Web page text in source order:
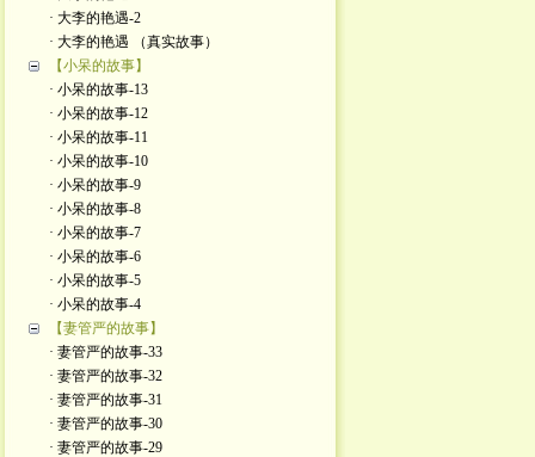
· 大李的艳遇-2
· 大李的艳遇 （真实故事）
【小呆的故事】
· 小呆的故事-13
· 小呆的故事-12
· 小呆的故事-11
· 小呆的故事-10
· 小呆的故事-9
· 小呆的故事-8
· 小呆的故事-7
· 小呆的故事-6
· 小呆的故事-5
· 小呆的故事-4
【妻管严的故事】
· 妻管严的故事-33
· 妻管严的故事-32
· 妻管严的故事-31
· 妻管严的故事-30
· 妻管严的故事-29